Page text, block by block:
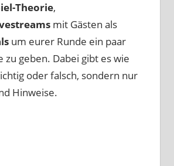
Theorie,
mit Gästen als
um eurer Runde ein paar
zu geben. Dabei gibt es wie
oder falsch, sondern nur
Hinweise.